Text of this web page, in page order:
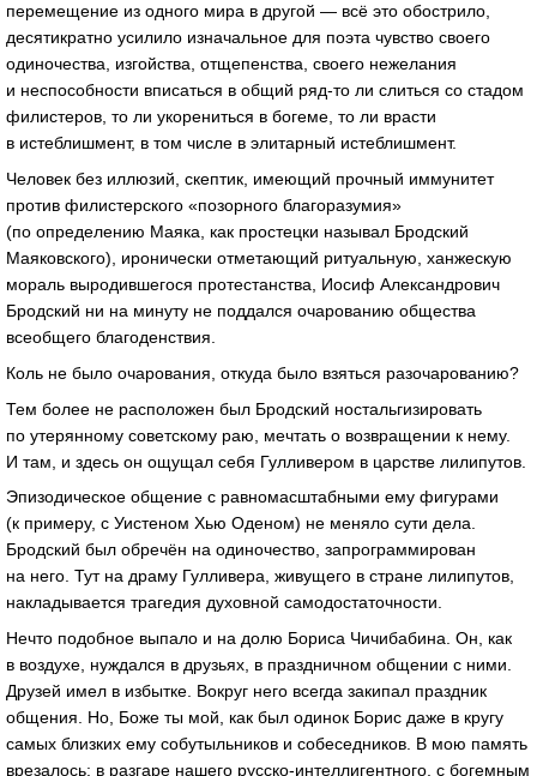
перемещение из одного мира в другой — всё это обострило,
десятикратно усилило изначальное для поэта чувство своего
одиночества, изгойства, отщепенства, своего нежелания
и неспособности вписаться в общий ряд-то ли слиться со стадом
филистеров, то ли укорениться в богеме, то ли врасти
в истеблишмент, в том числе в элитарный истеблишмент.
Человек без иллюзий, скептик, имеющий прочный иммунитет
против филистерского «позорного благоразумия»
(по определению Маяка, как простецки называл Бродский
Маяковского), иронически отметающий ритуальную, ханжескую
мораль выродившегося протестанства, Иосиф Александрович
Бродский ни на минуту не поддался очарованию общества
всеобщего благоденствия.
Коль не было очарования, откуда было взяться разочарованию?
Тем более не расположен был Бродский ностальгизировать
по утерянному советскому раю, мечтать о возвращении к нему.
И там, и здесь он ощущал себя Гулливером в царстве лилипутов.
Эпизодическое общение с равномасштабными ему фигурами
(к примеру, с Уистеном Хью Оденом) не меняло сути дела.
Бродский был обречён на одиночество, запрограммирован
на него. Тут на драму Гулливера, живущего в стране лилипутов,
накладывается трагедия духовной самодостаточности.
Нечто подобное выпало и на долю Бориса Чичибабина. Он, как
в воздухе, нуждался в друзьях, в праздничном общении с ними.
Друзей имел в избытке. Вокруг него всегда закипал праздник
общения. Но, Боже ты мой, как был одинок Борис даже в кругу
самых близких ему собутыльников и собеседников. В мою память
врезалось: в разгаре нашего русско-интеллигентного , с богемным